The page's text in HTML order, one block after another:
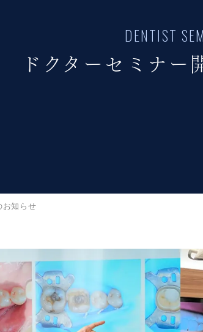
DENTIST
ドクターセミナー
お知らせ